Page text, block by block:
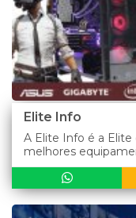
Elite Info
A Elite Info é a Elite
melhores